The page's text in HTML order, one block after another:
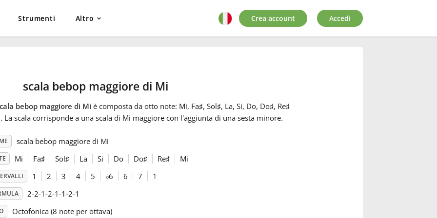
Strumenti Altro Crea account Accedi
scala bebop maggiore di Mi
bebop maggiore di Mi è composta da otto note: Mi, Fa♯, Sol♯, La, Si, Do, Do♯, Re♯
La scala corrisponde a una scala di Mi maggiore con l'aggiunta di una sesta minore.
scala bebop maggiore di Mi
Mi Fa♯ Sol♯ La Si Do Do♯ Re♯ Mi
1 2 3 4 5 ♭6 6 7 1
2-2-1-2-1-1-2-1
Octofonica (8 note per ottava)